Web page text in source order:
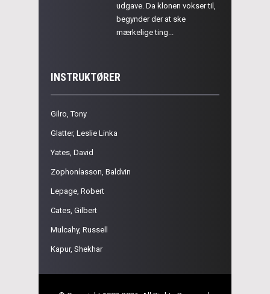
udgave. Da klonen vokser til,
begynder der at ske
mærkelige ting...
INSTRUKTØRER
Gilro, Tony
Glatter, Leslie Linka
Yates, David
Zophoníasson, Baldvin
Lepage, Robert
Cates, Gilbert
Mulcahy, Russell
Kapur, Shekhar